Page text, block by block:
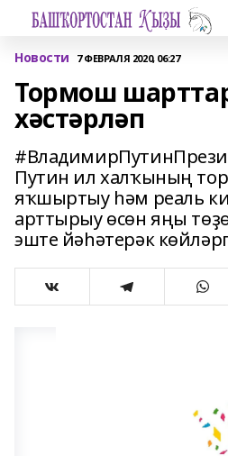
Новости 7 ФЕВРАЛЯ 2020, 06:27
Тормош
хәстәрләп
Путин ил халҡының
яҡшыртыу һәм реаль
арттырыу өсөн яңы
эште йәһәтерәк